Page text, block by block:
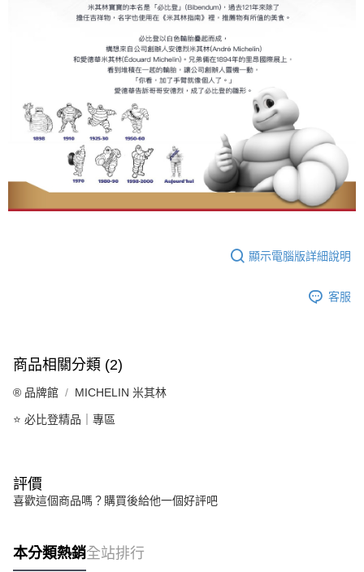
顯示電腦版詳細說明
客服
商品相關分類 (2)
®️ 品牌館 MICHELIN 米其林
⭐ 必比登精品｜專區
評價
喜歡這個商品嗎？購買後給他一個好評吧
本分類熱銷全站排行